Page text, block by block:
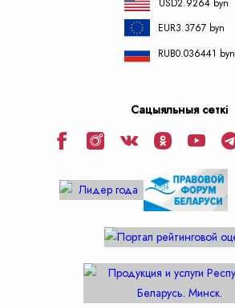
USD2.9264 byn
EUR3.3767 byn
RUB0.036441 byn
Сацыяльныя сеткі